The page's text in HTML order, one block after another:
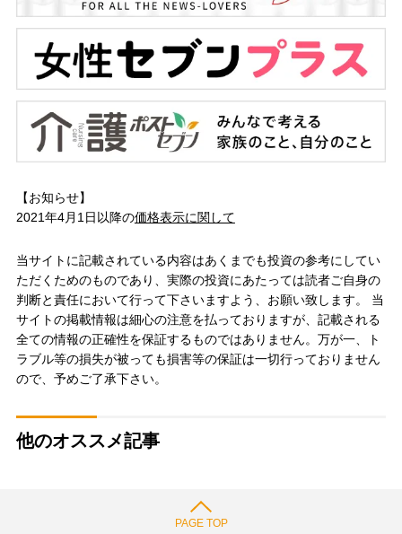
【お知らせ】
2021年4月1日以降の価格表示に関して
当サイトに記載されている内容はあくまでも投資の参考にしてい
ただくためのものであり、実際の投資にあたっては読者ご自身の
判断と責任において行って下さいますよう、お願い致します。 当
サイトの掲載情報は細心の注意を払っておりますが、記載される
全ての情報の正確性を保証するものではありません。万が一、ト
ラブル等の損失が被っても損害等の保証は一切行っておりません
ので、予めご了承下さい。
他のオススメ記事
PAGE TOP